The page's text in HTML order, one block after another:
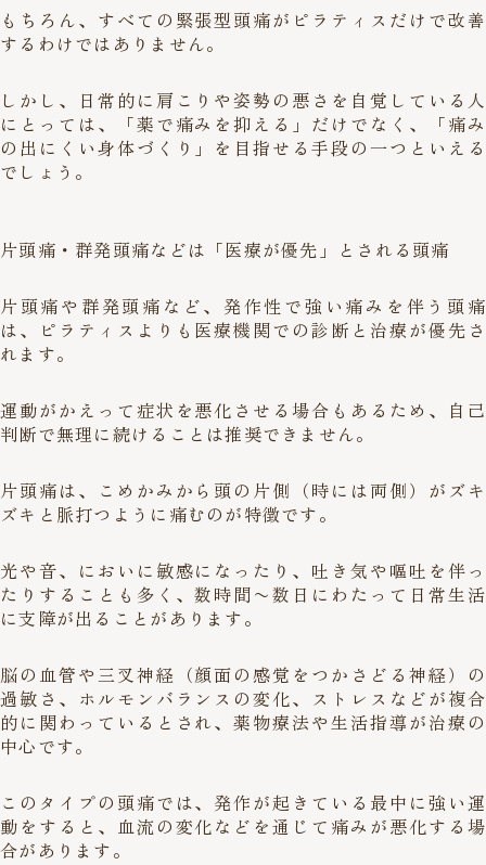
もちろん、すべての緊張型頭痛がピラティスだけで改善
するわけではありません。
しかし、日常的に肩こりや姿勢の悪さを自覚している人
にとっては、「薬で痛みを抑える」だけでなく、「痛み
の出にくい身体づくり」を目指せる手段の一つといえる
でしょう。
片頭痛・群発頭痛などは「医療が優先」とされる頭痛
片頭痛や群発頭痛など、発作性で強い痛みを伴う頭痛
は、ピラティスよりも医療機関での診断と治療が優先さ
れます。
運動がかえって症状を悪化させる場合もあるため、自己
判断で無理に続けることは推奨できません。
片頭痛は、こめかみから頭の片側（時には両側）がズキ
ズキと脈打つように痛むのが特徴です。
光や音、においに敏感になったり、吐き気や嘔吐を伴っ
たりすることも多く、数時間〜数日にわたって日常生活
に支障が出ることがあります。
脳の血管や三叉神経（顔面の感覚をつかさどる神経）の
過敏さ、ホルモンバランスの変化、ストレスなどが複合
的に関わっているとされ、薬物療法や生活指導が治療の
中心です。
このタイプの頭痛では、発作が起きている最中に強い運
動をすると、血流の変化などを通じて痛みが悪化する場
合があります。